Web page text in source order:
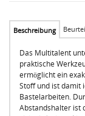
Beschreibung
Das Multitalent
praktische
ermöglicht ein
Stoff und ist damit
Bastelarbeiten.
Abstandshalter ist